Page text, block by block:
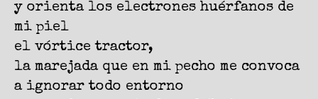
y orienta los electrones huérfanos de
mi piel
el vórtice tractor,
la marejada que en mi pecho me convoca
a ignorar todo entorno